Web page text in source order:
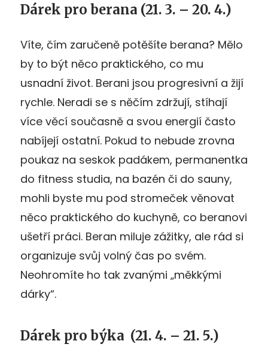
Dárek pro berana (21. 3. – 20. 4.)
Víte, čím zaručeně potěšíte berana? Mělo
by to být něco praktického, co mu
usnadní život. Berani jsou progresivní a žijí
rychle. Neradi se s něčím zdržují, stíhají
více věcí současně a svou energií často
nabíjejí ostatní. Pokud to nebude zrovna
poukaz na seskok padákem, permanentka
do fitness studia, na bazén či do sauny,
mohli byste mu pod stromeček věnovat
něco praktického do kuchyně, co beranovi
ušetří práci. Beran miluje zážitky, ale rád si
organizuje svůj volný čas po svém.
Neohromíte ho tak zvanými „měkkými
dárky“.
Dárek pro býka (21. 4. – 21. 5.)